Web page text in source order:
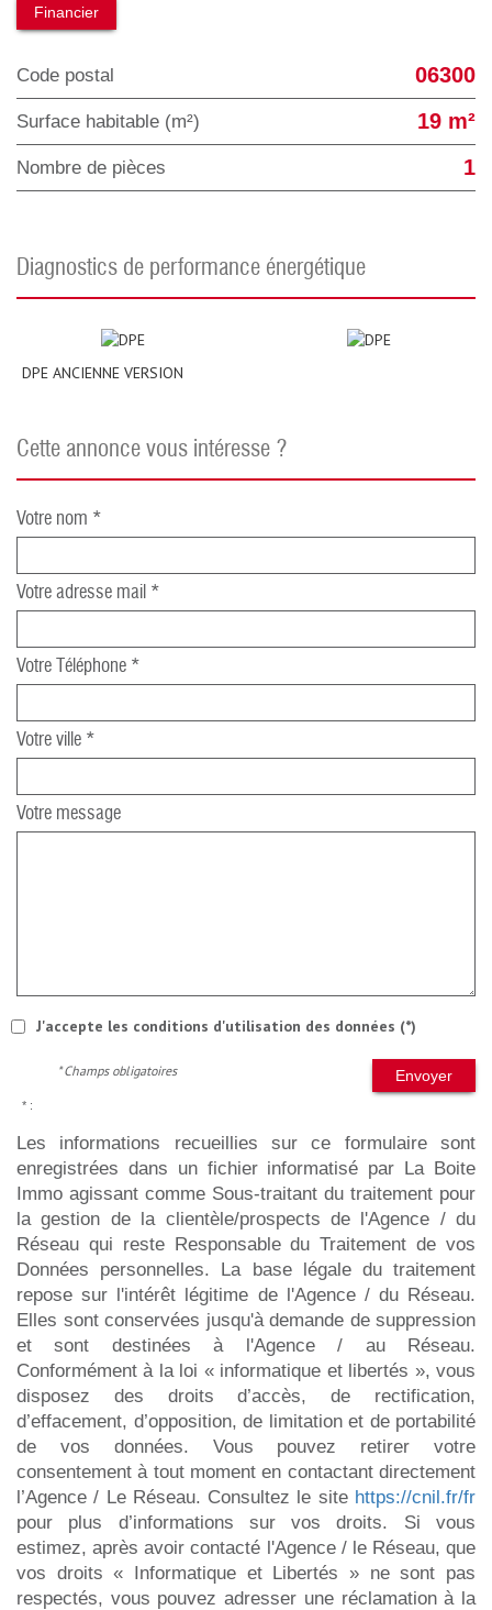
Financier
Code postal 06300
Surface habitable (m²) 19 m²
Nombre de pièces 1
diagnostics de performance énergétique
DPE ANCIENNE VERSION
cette annonce vous intéresse ?
Votre nom *
Votre adresse mail *
Votre Téléphone *
Votre ville *
Votre message
J'accepte les conditions d'utilisation des données (*)
Envoyer
* Champs obligatoires
* :
Les informations recueillies sur ce formulaire sont
enregistrées dans un fichier informatisé par La Boite
Immo agissant comme Sous-traitant du traitement pour
la gestion de la clientèle/prospects de l'Agence / du
Réseau qui reste Responsable du Traitement de vos
Données personnelles. La base légale du traitement
repose sur l'intérêt légitime de l'Agence / du Réseau.
Elles sont conservées jusqu'à demande de suppression
et sont destinées à l'Agence / au Réseau.
Conformément à la loi « informatique et libertés », vous
disposez des droits d’accès, de rectification,
d’effacement, d’opposition, de limitation et de portabilité
de vos données. Vous pouvez retirer votre
consentement à tout moment en contactant directement
l’Agence / Le Réseau. Consultez le site https://cnil.fr/fr
pour plus d’informations sur vos droits. Si vous
estimez, après avoir contacté l'Agence / le Réseau, que
vos droits « Informatique et Libertés » ne sont pas
respectés, vous pouvez adresser une réclamation à la